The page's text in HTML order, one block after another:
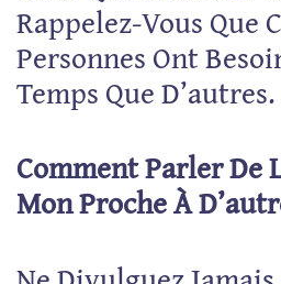
Rappelez-Vous Que
Personnes Ont
Temps Que D’autres.
Comment Parler De
Mon Proche À